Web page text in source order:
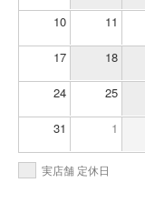
10 11
17 18
24 25
31 1
実店舗 定休日